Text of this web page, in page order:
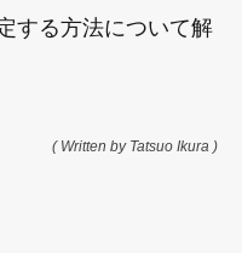
する方法について解
( Written by Tatsuo Ikura )